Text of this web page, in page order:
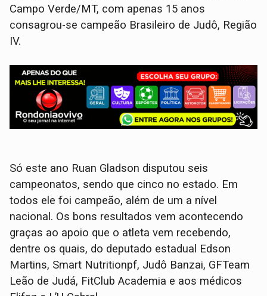
Campo Verde/MT, com apenas 15 anos
consagrou-se campeão Brasileiro de Judô, Região
IV.
Só este ano Ruan Gladson disputou seis
campeonatos, sendo que cinco no estado. Em
todos ele foi campeão, além de um a nível
nacional. Os bons resultados vem acontecendo
graças ao apoio que o atleta vem recebendo,
dentre os quais, do deputado estadual Edson
Martins, Smart Nutritionpf, Judô Banzai, GFTeam
Leão de Judá, FitClub Academia e aos médicos